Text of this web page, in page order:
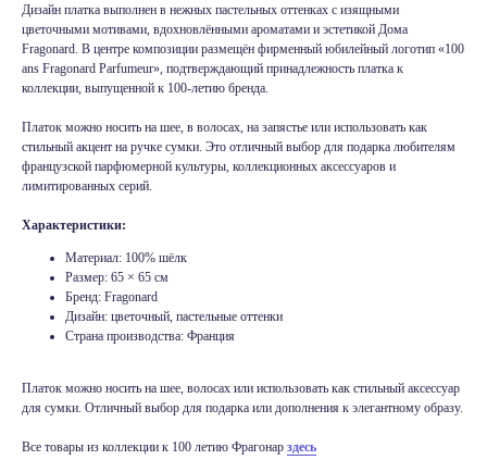
Дизайн платка выполнен в нежных пастельных оттенках с изящными
цветочными мотивами, вдохновлёнными ароматами и эстетикой Дома
Fragonard. В центре композиции размещён фирменный юбилейный логотип «100
ans Fragonard Parfumeur», подтверждающий принадлежность платка к
коллекции, выпущенной к 100‑летию бренда.
Платок можно носить на шее, в волосах, на запястье или использовать как
стильный акцент на ручке сумки. Это отличный выбор для подарка любителям
французской парфюмерной культуры, коллекционных аксессуаров и
лимитированных серий.
Характеристики:
Материал: 100% шёлк
Размер: 65 × 65 см
Бренд: Fragonard
Дизайн: цветочный, пастельные оттенки
Страна производства: Франция
Платок можно носить на шее, волосах или использовать как стильный аксессуар
для сумки. Отличный выбор для подарка или дополнения к элегантному образу.
Все товары из коллекции к 100 летию Фрагонар здесь
Мы привезем для вас любой
парфюм из Франции. Отправьте
и сроки
Любой парфюм
на заказ